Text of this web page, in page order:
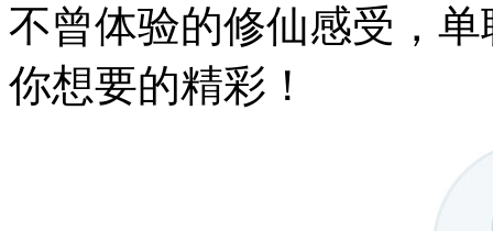
不曾体验的修仙感受，
你想要的精彩！